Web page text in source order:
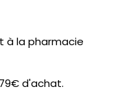
à la pharmacie
d'achat.